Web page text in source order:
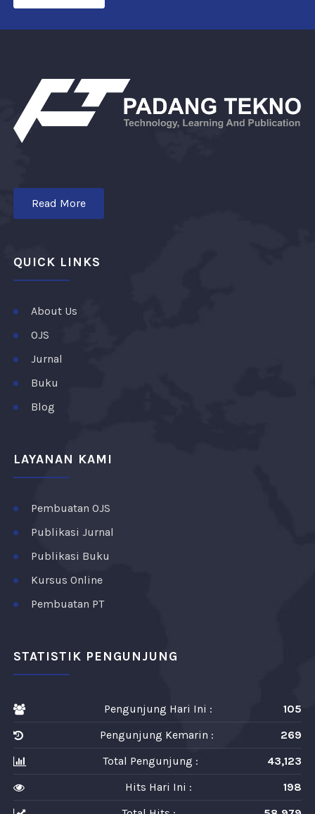
Read More
QUICK LINKS
About Us
OJS
Jurnal
Buku
Blog
LAYANAN KAMI
Pembuatan OJS
Publikasi Jurnal
Publikasi Buku
Kursus Online
Pembuatan PT
STATISTIK PENGUNJUNG
Pengunjung Hari Ini :
105
Pengunjung Kemarin :
269
Total Pengunjung :
43,123
Hits Hari Ini :
198